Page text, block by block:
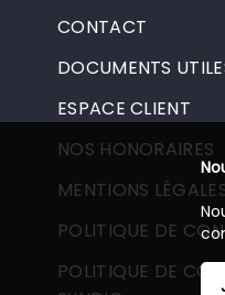
CONTACT
DOCUMENTS
ESPACE CLIENT
NOS HONORAIRES
MENTIONS
POLITIQUE DE
POLITIQUE DE